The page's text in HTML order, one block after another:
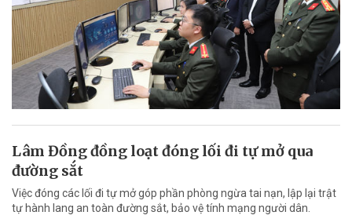
Lâm Đồng đồng loạt đóng lối đi tự mở qua
đường sắt
Việc đóng các lối đi tự mở góp phần phòng ngừa tai nạn, lập lại trật
tự hành lang an toàn đường sắt, bảo vệ tính mạng người dân.